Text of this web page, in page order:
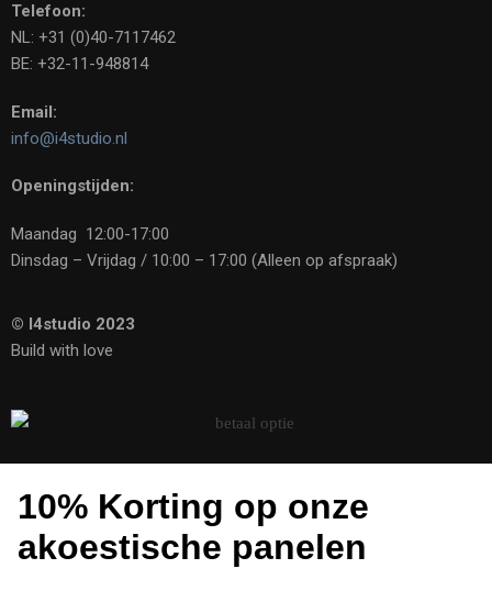
Telefoon:
NL: +31 (0)40-7117462
BE: +32-11-948814
Email:
info@i4studio.nl
Openingstijden:
Maandag 12:00-17:00
Dinsdag – Vrijdag / 10:00 – 17:00 (Alleen op afspraak)
© I4studio 2023
Build with love
10% Korting op onze
akoestische panelen